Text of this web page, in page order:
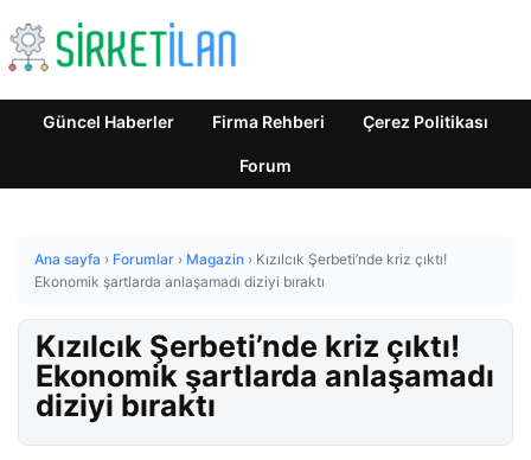
Güncel Haberler Firma Rehberi Çerez Politikası
Forum
Ana sayfa › Forumlar › Magazin › Kızılcık Şerbeti’nde kriz çıktı!
Ekonomik şartlarda anlaşamadı diziyi bıraktı
Kızılcık Şerbeti’nde kriz çıktı!
Ekonomik şartlarda anlaşamadı
diziyi bıraktı